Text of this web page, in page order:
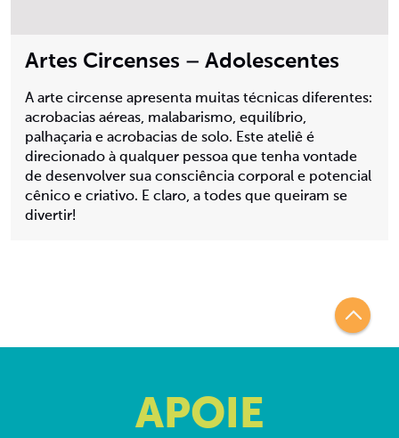
Artes Circenses – Adolescentes
A arte circense apresenta muitas técnicas diferentes:
acrobacias aéreas, malabarismo, equilíbrio,
palhaçaria e acrobacias de solo. Este ateliê é
direcionado à qualquer pessoa que tenha vontade
de desenvolver sua consciência corporal e potencial
cênico e criativo. E claro, a todes que queiram se
divertir!
APOIE